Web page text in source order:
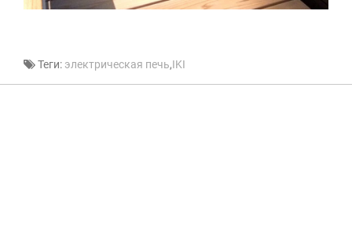
Теги: электрическая печь,IKI